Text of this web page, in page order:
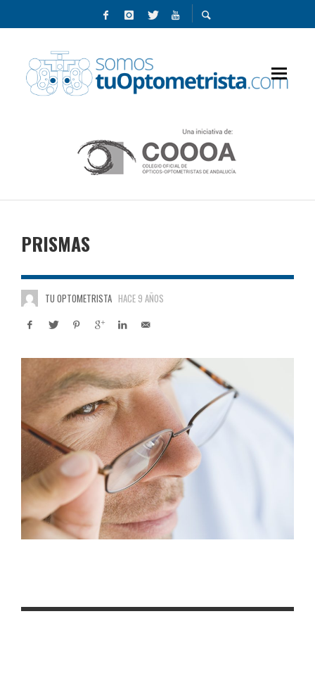
PRISMAS
TU OPTOMETRISTA HACE 9 AÑOS